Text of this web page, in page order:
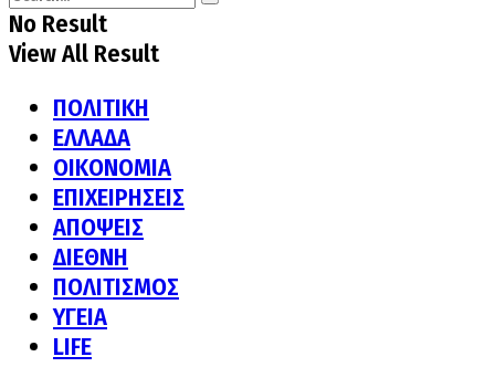
No Result
View All Result
ΠΟΛΙΤΙΚΗ
ΕΛΛΑΔΑ
ΟΙΚΟΝΟΜΙΑ
ΕΠΙΧΕΙΡΗΣΕΙΣ
ΑΠΟΨΕΙΣ
ΔΙΕΘΝΗ
ΠΟΛΙΤΙΣΜΟΣ
ΥΓΕΙΑ
LIFE